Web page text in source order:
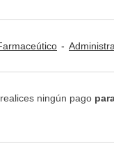
Administración /
ningún pago